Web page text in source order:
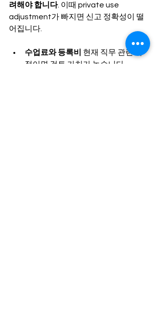
려해야 합니다. 이때 private use
adjustment가 빠지면 신고 정확성이 떨
어집니다.
수업료와 등록비
현재 직무 관련 과
정이면 검토 가치가 높습니다.